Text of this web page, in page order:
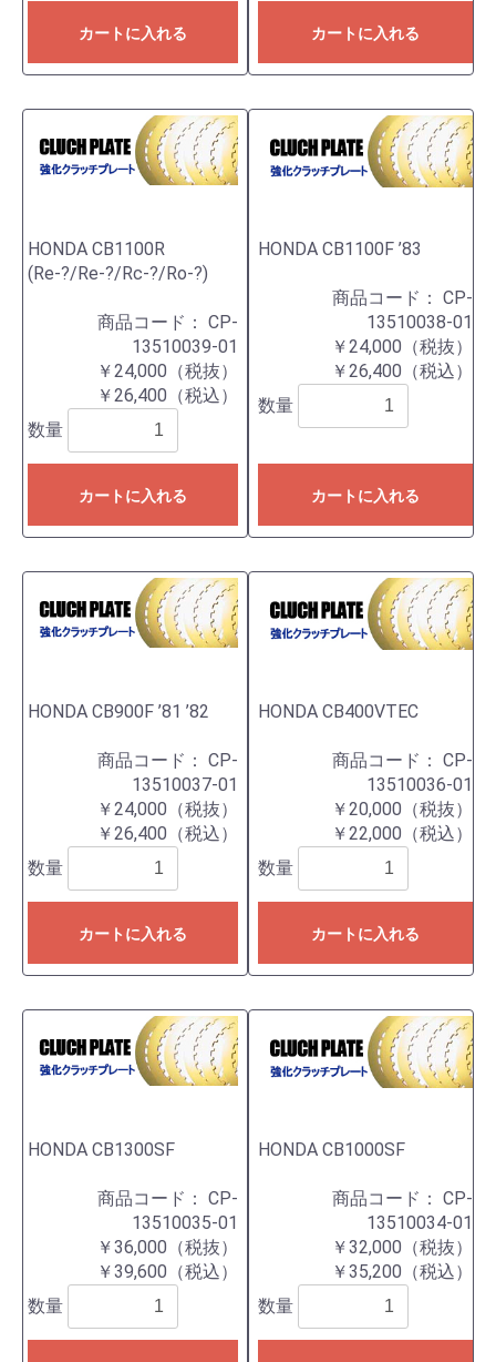
カートに入れる カートに入れる
HONDA CB1100R
(Re-?/Re-?/Rc-?/Ro-?)
商品コード： CP-
13510039-01
￥24,000（税抜）
￥26,400（税込）
数量
カートに入れる
HONDA CB1100F ’83
商品コード： CP-
13510038-01
￥24,000（税抜）
￥26,400（税込）
数量
カートに入れる
HONDA CB900F ’81 ’82
商品コード： CP-
13510037-01
￥24,000（税抜）
￥26,400（税込）
数量
カートに入れる
HONDA CB400VTEC
商品コード： CP-
13510036-01
￥20,000（税抜）
￥22,000（税込）
数量
カートに入れる
HONDA CB1300SF
商品コード： CP-
13510035-01
￥36,000（税抜）
￥39,600（税込）
数量
HONDA CB1000SF
商品コード： CP-
13510034-01
￥32,000（税抜）
￥35,200（税込）
数量